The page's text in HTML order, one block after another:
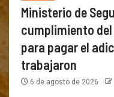
Ministerio de
cumplimiento
para pagar el
trabajaron
6 de agosto de 2026